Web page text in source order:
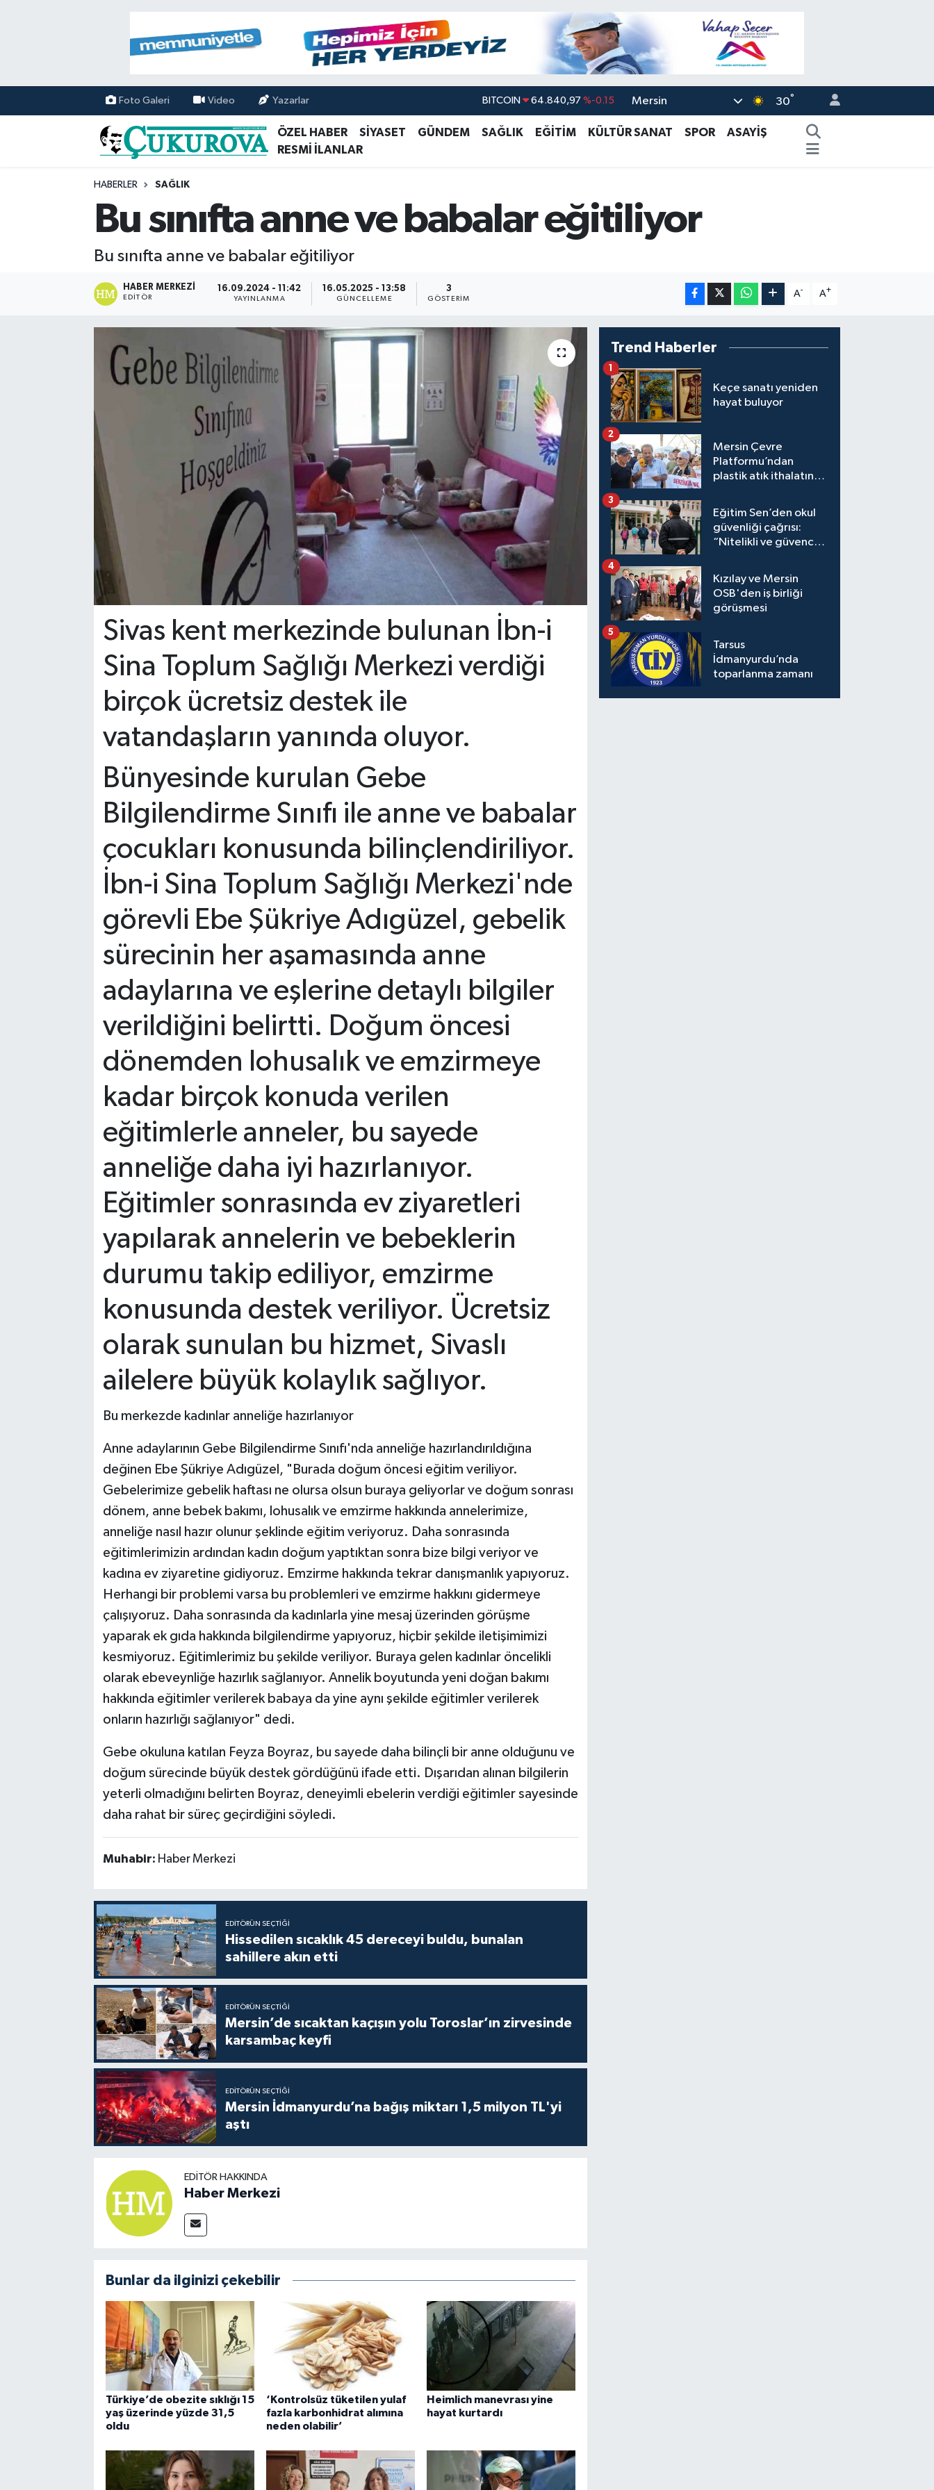
Foto Galeri Video Yazarlar DOLAR 47,7436 %0.18
EURO 55,2510 %0.32
%-14
BITCOIN 64.840,97 %-0.15
Mersin 30°
ÖZEL HABER SİYASET GÜNDEM SAĞLIK EĞİTİM KÜLTÜR SANAT SPOR
ASAYİŞ
RESMİ İLANLAR
HABERLER SAĞLIK
Bu sınıfta anne ve babalar eğitiliyor
Bu sınıfta anne ve babalar eğitiliyor
HABER MERKEZI
EDITÖR
16.09.2024 - 11:42
YAYINLANMA
16.05.2025 - 13:58
GÜNCELLEME
3
GÖSTERIM
A- A+
Sivas kent merkezinde bulunan İbn-i
Sina Toplum Sağlığı Merkezi verdiği
birçok ücretsiz destek ile
vatandaşların yanında oluyor.
Bünyesinde kurulan Gebe
Bilgilendirme Sınıfı ile anne ve babalar
çocukları konusunda bilinçlendiriliyor.
İbn-i Sina Toplum Sağlığı Merkezi'nde
görevli Ebe Şükriye Adıgüzel, gebelik
sürecinin her aşamasında anne
adaylarına ve eşlerine detaylı bilgiler
verildiğini belirtti. Doğum öncesi
dönemden lohusalık ve emzirmeye
kadar birçok konuda verilen
eğitimlerle anneler, bu sayede
anneliğe daha iyi hazırlanıyor.
Eğitimler sonrasında ev ziyaretleri
yapılarak annelerin ve bebeklerin
durumu takip ediliyor, emzirme
konusunda destek veriliyor. Ücretsiz
olarak sunulan bu hizmet, Sivaslı
ailelere büyük kolaylık sağlıyor.
Bu merkezde kadınlar anneliğe hazırlanıyor
Anne adaylarının Gebe Bilgilendirme Sınıfı'nda anneliğe hazırlandırıldığına
değinen Ebe Şükriye Adıgüzel, "Burada doğum öncesi eğitim veriliyor.
Gebelerimize gebelik haftası ne olursa olsun buraya geliyorlar ve doğum sonrası
dönem, anne bebek bakımı, lohusalık ve emzirme hakkında annelerimize,
anneliğe nasıl hazır olunur şeklinde eğitim veriyoruz. Daha sonrasında
eğitimlerimizin ardından kadın doğum yaptıktan sonra bize bilgi veriyor ve
kadına ev ziyaretine gidiyoruz. Emzirme hakkında tekrar danışmanlık yapıyoruz.
Herhangi bir problemi varsa bu problemleri ve emzirme hakkını gidermeye
çalışıyoruz. Daha sonrasında da kadınlarla yine mesaj üzerinden görüşme
yaparak ek gıda hakkında bilgilendirme yapıyoruz, hiçbir şekilde iletişimimizi
kesmiyoruz. Eğitimlerimiz bu şekilde veriliyor. Buraya gelen kadınlar öncelikli
olarak ebeveynliğe hazırlık sağlanıyor. Annelik boyutunda yeni doğan bakımı
hakkında eğitimler verilerek babaya da yine aynı şekilde eğitimler verilerek
onların hazırlığı sağlanıyor" dedi.
Gebe okuluna katılan Feyza Boyraz, bu sayede daha bilinçli bir anne olduğunu ve
doğum sürecinde büyük destek gördüğünü ifade etti. Dışarıdan alınan bilgilerin
yeterli olmadığını belirten Boyraz, deneyimli ebelerin verdiği eğitimler sayesinde
daha rahat bir süreç geçirdiğini söyledi.
Muhabir: Haber Merkezi
EDITÖRÜN SEÇTIĞI
Hissedilen sıcaklık 45 dereceyi buldu, bunalan
sahillere akın etti
EDITÖRÜN SEÇTIĞI
Mersin’de sıcaktan kaçışın yolu Toroslar’ın zirvesinde
karsambaç keyfi
EDITÖRÜN SEÇTIĞI
Mersin İdmanyurdu’na bağış miktarı 1,5 milyon TL'yi
aştı
EDITÖR HAKKINDA
Haber Merkezi
Bunlar da ilginizi çekebilir
Türkiye’de obezite sıklığı 15
yaş üzerinde yüzde 31,5
oldu
‘Kontrolsüz tüketilen yulaf
fazla karbonhidrat alımına
neden olabilir’
Heimlich manevrası yine
hayat kurtardı
Trend Haberler
Keçe sanatı yeniden
hayat buluyor
1
Mersin Çevre
Platformu’ndan
plastik atık ithalatına
2
Eğitim Sen’den okul
güvenliği çağrısı:
“Nitelikli ve güvenceli
3
Kızılay ve Mersin
OSB'den iş birliği
görüşmesi
4
Tarsus
İdmanyurdu’nda
toparlanma zamanı
5
Mersin Nöbetçi Eczaneler
Mersin Hava Durumu
Mersin Namaz Vakitleri
Mersin Trafik Yoğunluk Haritası
Tüm Manşetler
Son Dakika Haberleri
Haber Arşivi